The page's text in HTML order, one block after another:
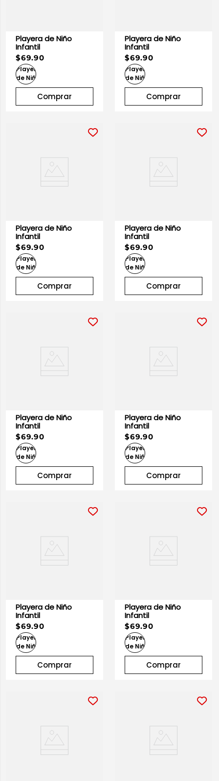
Playera de Niño
Infantil
$69.90
Comprar
Playera de Niño
Infantil
$69.90
Comprar
Playera de Niño
Infantil
$69.90
Comprar
Playera de Niño
Infantil
$69.90
Comprar
Playera de Niño
Infantil
$69.90
Comprar
Playera de Niño
Infantil
$69.90
Comprar
Playera de Niño
Infantil
$69.90
Comprar
Playera de Niño
Infantil
$69.90
Comprar